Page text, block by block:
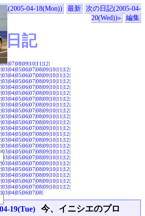
記(2005-04-18(Mon)) 最新
次の日記(2005-04-
20(Wed))»
編集
日記
|06|07|08|09|10|11|12|
|03|04|05|06|07|08|09|10|11|12|
|03|04|05|06|07|08|09|10|11|12|
|03|04|05|06|07|08|09|10|11|12|
|03|04|05|06|07|08|09|10|11|12|
|03|04|05|06|07|08|09|10|11|12|
|03|04|05|06|07|08|09|10|11|12|
|03|04|05|06|07|08|09|10|11|12|
|03|04|05|06|07|08|09|10|11|12|
|03|04|05|06|07|08|09|10|11|12|
|03|04|05|06|07|08|09|10|11|12|
|03|04|05|06|07|08|09|10|11|12|
|03|04|05|06|07|08|09|10|11|12|
|03|04|05|06|07|08|09|10|11|12|
|03|04|05|06|07|08|09|10|11|12|
|03|04|05|06|07|08|09|10|11|12|
03|04|05|06|07|08|09|10|11|12|
|03|04|05|06|07|08|09|10|11|12|
|03|04|05|06|07|08|09|10|11|12|
|03|04|05|06|07|08|09|10|11|12|
|03|04|05|06|07|08|09|10|11|12|
|03|04|05|06|07|08|09|10|11|12|
|03|04|05|06|07|08|
19(Tue)
今、イニシエのプロ